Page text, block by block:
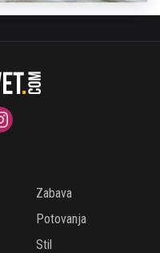
Zabava
Potovanja
Stil